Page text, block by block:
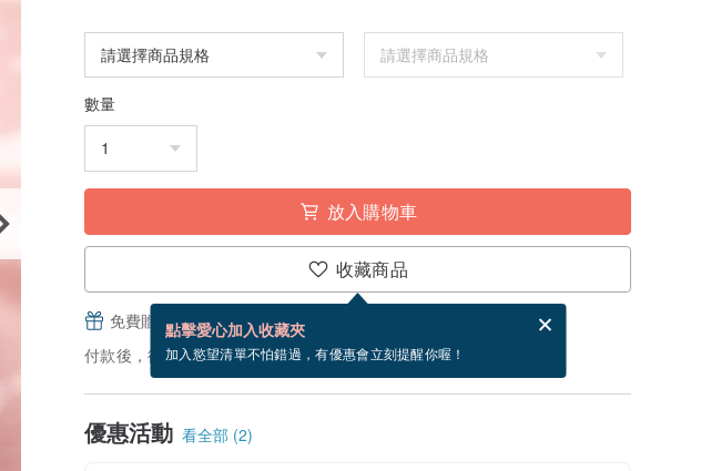
數量
放入購物車
收藏商品
點擊愛心加入收藏夾
加入慾望清單不怕錯過，有優惠會立刻提醒你喔！
免費贈送電子賀卡，結帳完成後填寫
付款後，從備貨到寄出商品為 1 個工作天。（不包含假日）
優惠活動 看全部 (2)